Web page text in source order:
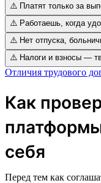
⚠️ Платят только за
⚠️ Работаешь, когда
⚠️ Нет отпуска,
⚠️ Налоги и взносы —
Отличия трудового
Как
себя
Перед тем как